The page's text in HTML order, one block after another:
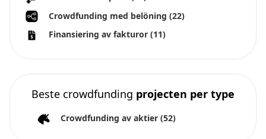
Crowdfunding med belöning (22)
Finansiering av fakturor (11)
Beste crowdfunding projecten per type
Crowdfunding av aktier (52)